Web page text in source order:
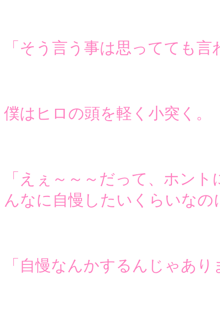
「そう言う事は思ってても
僕はヒロの頭を軽く小突く。
「えぇ～～～だって、ホン
んなに自慢したいくらいなの
「自慢なんかするんじゃあ